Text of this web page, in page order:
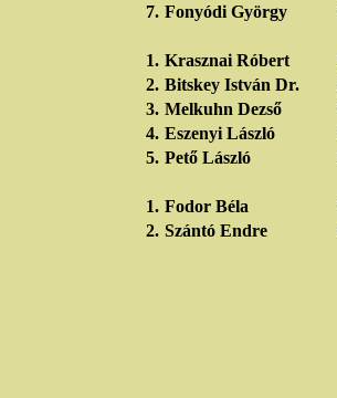
7. Fonyódi György
1. Krasznai Róbert
2. Bitskey István Dr.
3. Melkuhn Dezső
4. Eszenyi László
5. Pető László
1. Fodor Béla
2. Szántó Endre